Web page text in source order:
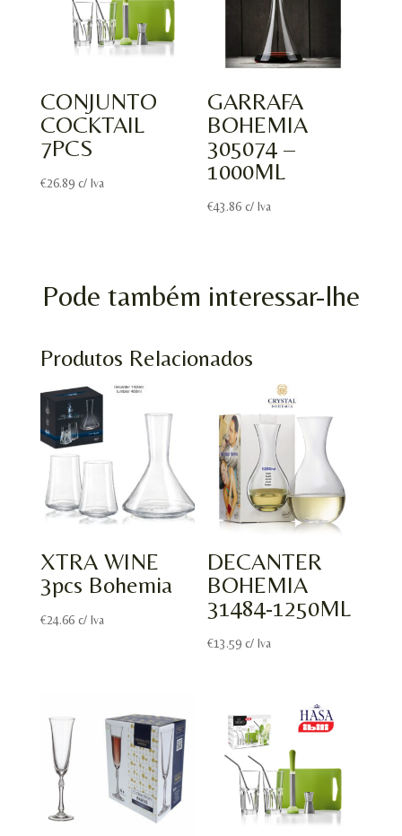
CONJUNTO
COCKTAIL
7PCS
€26.89 c/ Iva
GARRAFA
BOHEMIA
305074 –
1000ML
€43.86 c/ Iva
Pode também interessar-lhe
Produtos Relacionados
XTRA WINE
3pcs Bohemia
€24.66 c/ Iva
DECANTER
BOHEMIA
31484-1250ML
€13.59 c/ Iva